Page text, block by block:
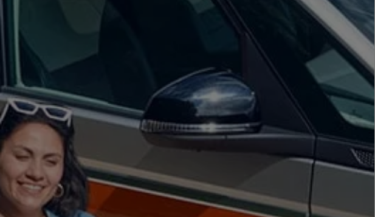
Förderung & Kosten der Elektrofahrzeuge
Autonomes Fahren
Mehr zum ID. Buzz
California Welt
California Club
California Magazin & Ratgeber
Vanlife
Ratgeber
California Reisen & Erlebnisse
California App
California Lifestyle & Zubehör
Übernachten im California
Marke
Unternehmen